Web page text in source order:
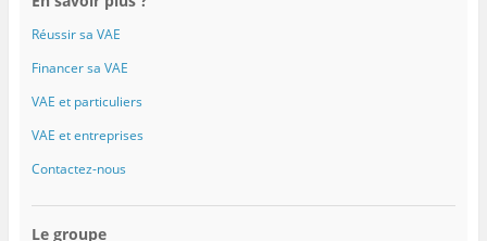
Réussir sa VAE
Financer sa VAE
VAE et particuliers
VAE et entreprises
Contactez-nous
Le groupe